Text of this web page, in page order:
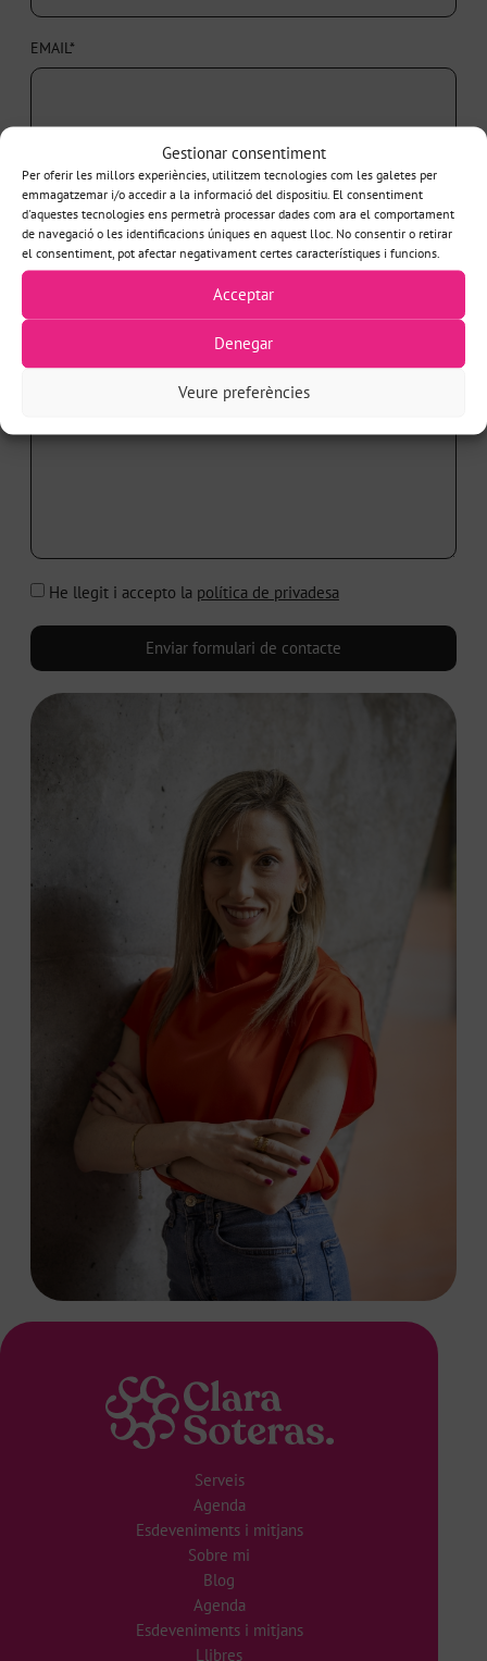
Gestionar consentiment
Per oferir les millors experiències, utilitzem tecnologies com les galetes per
emmagatzemar i/o accedir a la informació del dispositiu. El consentiment
d'aquestes tecnologies ens permetrà processar dades com ara el comportament
de navegació o les identificacions úniques en aquest lloc. No consentir o retirar
el consentiment, pot afectar negativament certes característiques i funcions.
Acceptar
Denegar
Veure preferències
EMAIL*
TELÈFON
ASSUMPTE*
He llegit i accepto la política de privadesa
Enviar formulari de contacte
Serveis
Agenda
Esdeveniments i mitjans
Sobre mi
Blog
Agenda
Esdeveniments i mitjans
Llibres